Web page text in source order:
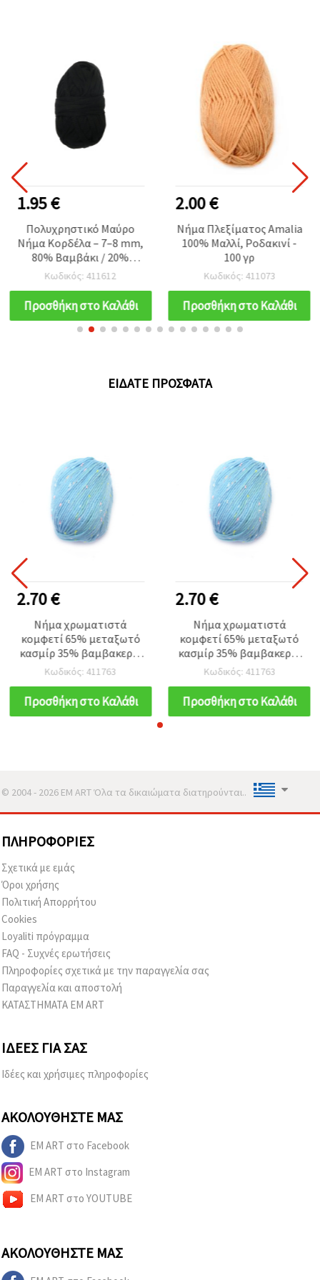
1.95 €
Πολυχρηστικό Μαύρο
Νήμα Κορδέλα – 7–8 mm,
80% Βαμβάκι / 20%
Πολυεστέρας, 100 g / 50
m για Πλέξιμο, Μακραμέ
& Χειροποίητες Τσάντες
Κωδικός: 411612
Προσθήκη στο Καλάθι
2.00 €
Νήμα Πλεξίματος Amalia
100% Μαλλί, Ροδακινί -
100 γρ
Κωδικός: 411073
Προσθήκη στο Καλάθι
ΕΊΔΑΤΕ ΠΡΌΣΦΑΤΑ
2.70 €
Νήμα χρωματιστά
κομφετί 65% μεταξωτό
κασμίρ 35% βαμβακερό,
χρώμα γαλάζιο -50
γραμμάρια
Κωδικός: 411763
Προσθήκη στο Καλάθι
2.70 €
Νήμα χρωματιστά
κομφετί 65% μεταξωτό
κασμίρ 35% βαμβακερό,
χρώμα γαλάζιο -50
γραμμάρια
Κωδικός: 411763
Προσθήκη στο Καλάθι
© 2004 - 2026 EM ART Όλα τα δικαιώματα διατηρούνται..
ΠΛΗΡΟΦΟΡΊΕΣ
Σχετικά με εμάς
Όροι χρήσης
Πολιτική Απορρήτου
Cookies
Loyaliti πρόγραμμα
FAQ - Συχνές ερωτήσεις
Πληροφορίες σχετικά με την παραγγελία σας
Παραγγελία και αποστολή
ΚΑΤΑΣΤΗΜΑΤΑ EM ART
ΙΔΈΕΣ ΓΙΑ ΣΑΣ
Ιδέες και χρήσιμες πληροφορίες
ΑΚΟΛΟΥΘΉΣΤΕ ΜΑΣ
EM ART στο Facebook
EM ART στο Instagram
EM ART στο YOUTUBE
ΑΚΟΛΟΥΘΉΣΤΕ ΜΑΣ